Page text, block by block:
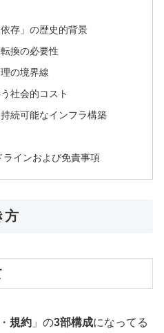
存」の歴史的背景
換の必要性
の境界線
社会的コスト
続可能なインフラ構築
ラインおよび免責事項
方
・ 規約 」の3部構成になってる